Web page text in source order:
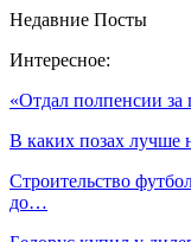
Недавние Посты
Интересное:
«Отдал полпенсии
В каких позах лучше
Строительство
до…